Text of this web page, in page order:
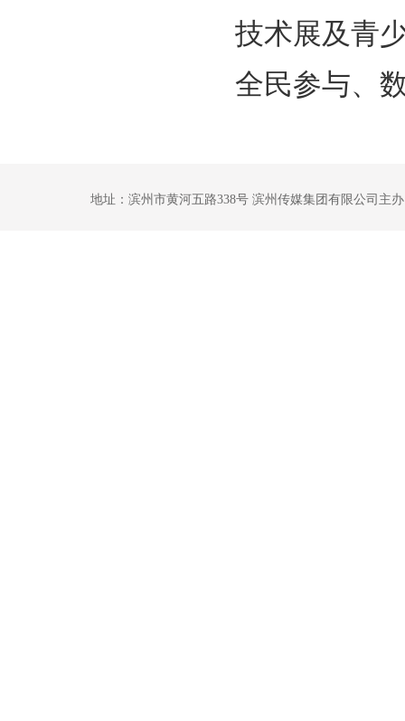
技术展及青
全民参与、
地址：滨州市黄河五路338号 滨州传媒集团有限公司主